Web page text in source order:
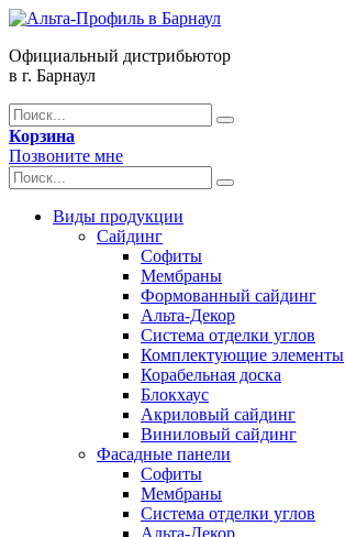
Официальный дистрибьютор
в г. Барнаул
Корзина
Позвоните мне
Виды продукции
Сайдинг
Софиты
Мембраны
Формованный сайдинг
Альта-Декор
Система отделки углов
Комплектующие элементы
Корабельная доска
Блокхаус
Акриловый сайдинг
Виниловый сайдинг
Фасадные панели
Софиты
Мембраны
Система отделки углов
Альта-Декор